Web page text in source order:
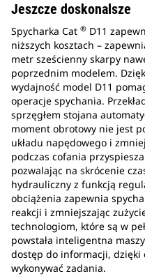
Jeszcze doskonalsze
Spycharka Cat ® D11
niższych kosztach –
metr sześcienny skarpy
poprzednim modelem.
wydajność model D11
operacje spychania.
sprzęgłem stojana
moment obrotowy nie jest
układu napędowego i
podczas cofania
pozwalając na skrócenie
hydrauliczny z funkcją
obciążenia zapewnia
reakcji i zmniejszając
technologiom, które są w
powstała inteligentna
dostęp do informacji, dzięki
wykonywać zadania.